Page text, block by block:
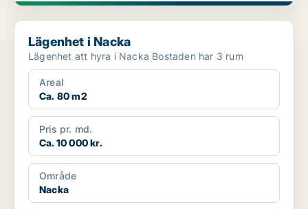
Lägenhet i Nacka
Lägenhet i Nacka
Lägenhet att hyra i Nacka Bostaden har 3 rum
Areal
Ca. 80 m2
Pris pr. md.
Ca. 10 000 kr.
Område
Nacka